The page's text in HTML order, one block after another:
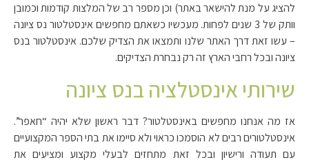
להציג על מנת להישאר באתר) וכן מספר רב של המלצות קודמות וכמובן
וותק של 3 שנים לפחות. מעכשיו כשאתם מחפשים אינסטלטור נס ציונה
– עשו זאת דרך האתר שלנו ותמצאו את הצדיק שלכם. אינסטלטור בנס
ציונה ובכל רחבי הארץ זה רק נבחרת הצדיקים.
שירותי אינסטלציה בנס ציונה
אז מה אנחנו מחפשים באינסטלטור? דבר ראשון שלא יהיה “חאפר”.
אינסטלטורים רבים לא הוסמכו כראוי ולא סיימו את בתי הספר המקצועיים
עם תעודה ורישיון ובכל זאת מתחזים לבעלי מקצוע ומציעים את